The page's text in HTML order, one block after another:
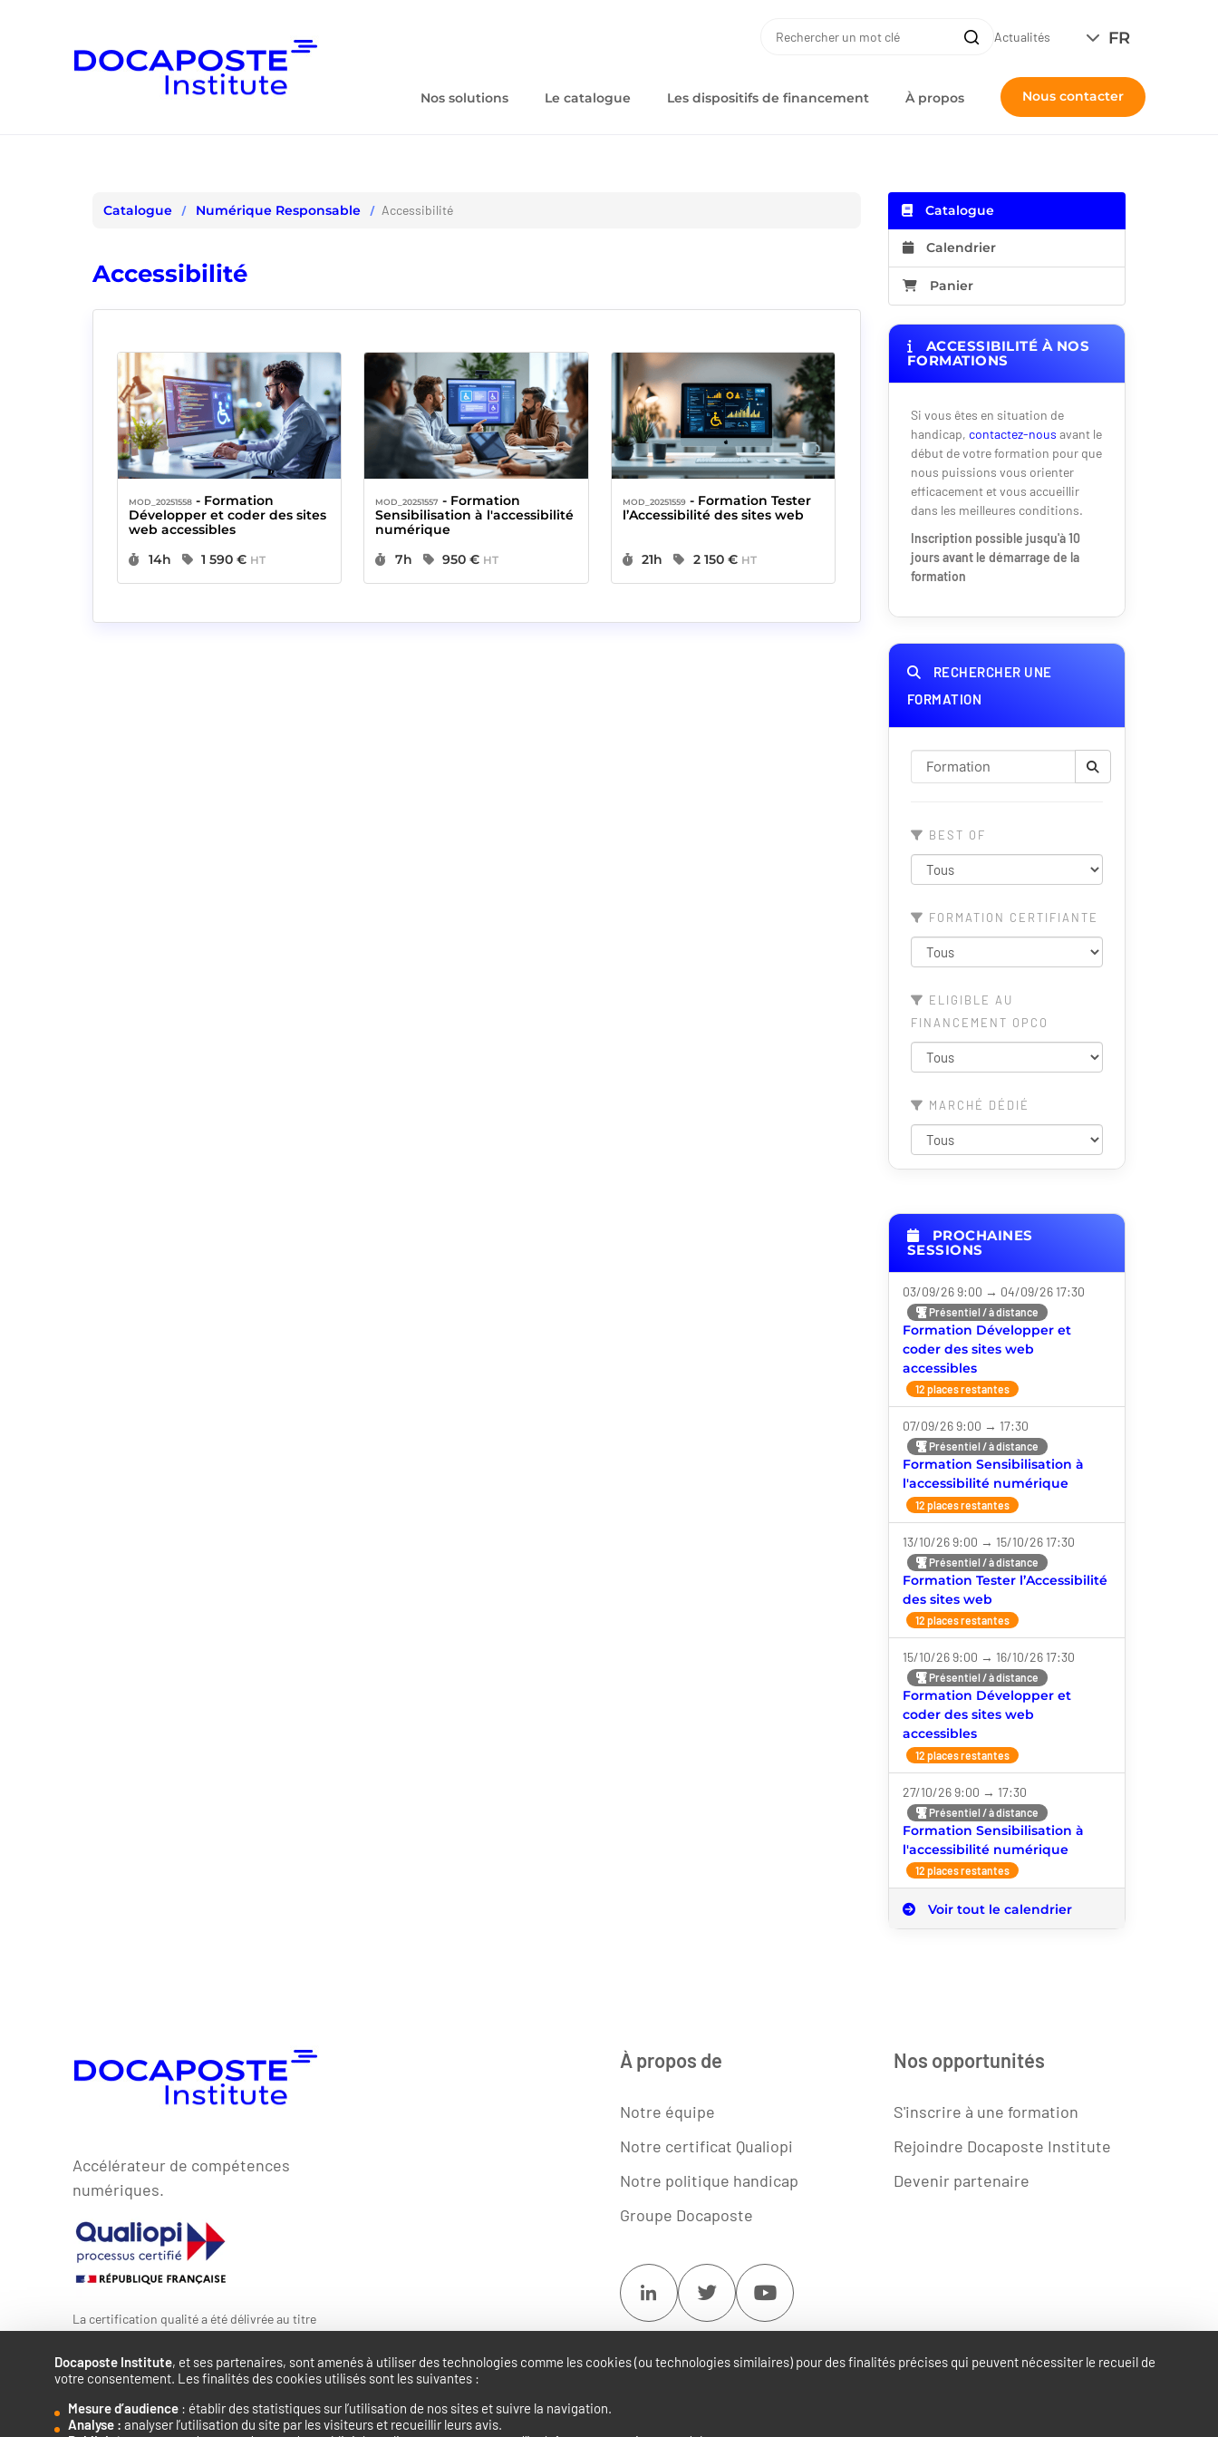
Docaposte Institute, et ses partenaires, sont amenés à utiliser des technologies comme les cookies (ou technologies similaires) pour des finalités précises qui peuvent nécessiter le recueil de
votre consentement. Les finalités des cookies utilisés sont les suivantes :
Mesure d’audience : établir des statistiques sur l’utilisation de nos sites et suivre la navigation.
Analyse : analyser l’utilisation du site par les visiteurs et recueillir leurs avis.
FR
RECHERCHE Recherche
Actualités
Nos solutions Le catalogue Les dispositifs de financement À propos Nous contacter
Catalogue Numérique Responsable Accessibilité
Accessibilité
MOD_20251558 - Formation
Développer et coder des sites
web accessibles
Durée :
14h Prix :
1 590 € HT
MOD_20251557 - Formation
Sensibilisation à l'accessibilité
numérique
Durée :
7h Prix :
950 € HT
MOD_20251559- Formation Tester
l’Accessibilité des sites web
Durée :
21h Prix :
2 150 € HT
Catalogue
Calendrier
Panier
ACCESSIBILITÉ À NOS
FORMATIONS
Si vous êtes en situation de
handicap, contactez-nous avant le
début de votre formation pour que
nous puissions vous orienter
efficacement et vous accueillir
dans les meilleures conditions.
Inscription possible jusqu'à 10
jours avant le démarrage de la
formation
RECHERCHER UNE
FORMATION
BEST OF
FORMATION CERTIFIANTE
ELIGIBLE AU
FINANCEMENT OPCO
MARCHÉ DÉDIÉ
PROCHAINES
SESSIONS
03/09/26 9:00 → 04/09/26 17:30
Présentiel / à distance
Formation Développer et
coder des sites web
accessibles
12 places restantes
07/09/26 9:00 → 17:30
Présentiel / à distance
Formation Sensibilisation à
l'accessibilité numérique
12 places restantes
13/10/26 9:00 → 15/10/26 17:30
Présentiel / à distance
Formation Tester l’Accessibilité
des sites web
12 places restantes
15/10/26 9:00 → 16/10/26 17:30
Présentiel / à distance
Formation Développer et
coder des sites web
accessibles
12 places restantes
27/10/26 9:00 → 17:30
Présentiel / à distance
Formation Sensibilisation à
l'accessibilité numérique
12 places restantes
Voir tout le calendrier
Accélérateur de compétences
numériques.
La certification qualité a été délivrée au titre
DE FORMATION
À propos de
Notre équipe
Notre certificat Qualiopi
Notre politique handicap
Groupe Docaposte
LinkedinTwitter Youtube
Nos opportunités
S'inscrire à une formation
Rejoindre Docaposte Institute
Devenir partenaire